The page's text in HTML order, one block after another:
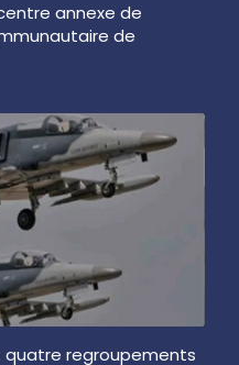
annexe de
de
quatre regroupements